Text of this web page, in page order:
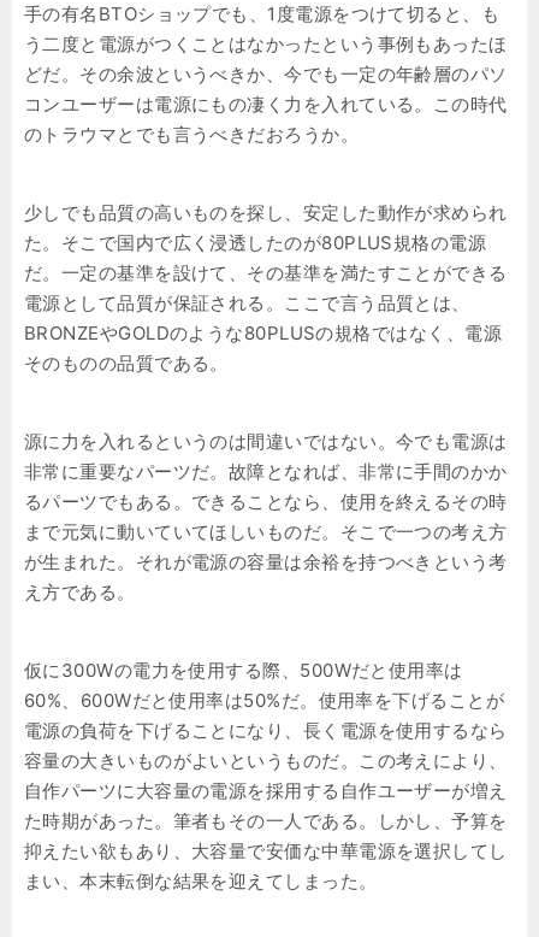
手の有名BTOショップでも、1度電源をつけて切ると、も
う二度と電源がつくことはなかったという事例もあったほ
どだ。その余波というべきか、今でも一定の年齢層のパソ
コンユーザーは電源にもの凄く力を入れている。この時代
のトラウマとでも言うべきだおろうか。
少しでも品質の高いものを探し、安定した動作が求められ
た。そこで国内で広く浸透したのが80PLUS規格の電源
だ。一定の基準を設けて、その基準を満たすことができる
電源として品質が保証される。ここで言う品質とは、
BRONZEやGOLDのような80PLUSの規格ではなく、電源
そのものの品質である。
源に力を入れるというのは間違いではない。今でも電源は
非常に重要なパーツだ。故障となれば、非常に手間のかか
るパーツでもある。できることなら、使用を終えるその時
まで元気に動いていてほしいものだ。そこで一つの考え方
が生まれた。それが電源の容量は余裕を持つべきという考
え方である。
仮に300Wの電力を使用する際、500Wだと使用率は
60%、600Wだと使用率は50%だ。使用率を下げることが
電源の負荷を下げることになり、長く電源を使用するなら
容量の大きいものがよいというものだ。この考えにより、
自作パーツに大容量の電源を採用する自作ユーザーが増え
た時期があった。筆者もその一人である。しかし、予算を
抑えたい欲もあり、大容量で安価な中華電源を選択してし
まい、本末転倒な結果を迎えてしまった。